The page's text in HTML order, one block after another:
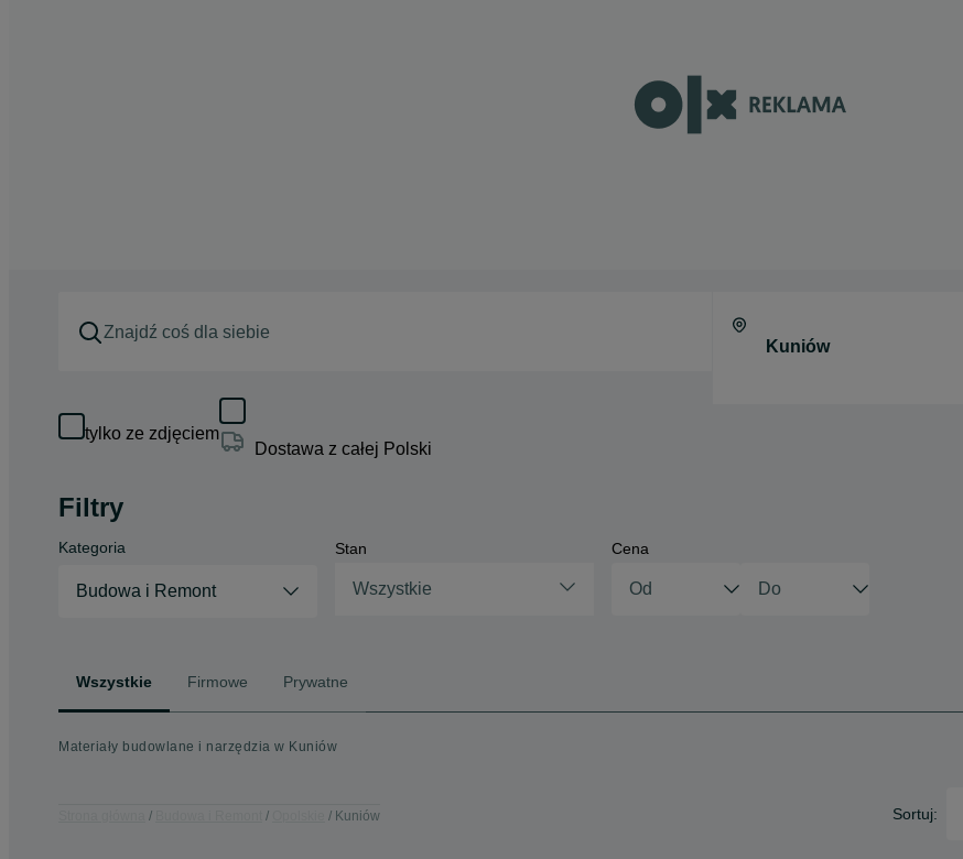
tylko ze zdjęciem
Dostawa z całej Polski
Filtry
Kategoria
Budowa i Remont
Stan
Wszystkie
Cena
Wszystkie Firmowe Prywatne
Materiały budowlane i narzędzia w Kuniów
Kuniów Sortuj: